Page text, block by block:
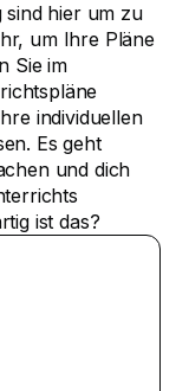
sind hier um zu
um Ihre Pläne
Sie im
individuellen
Es geht
und dich
ist das?